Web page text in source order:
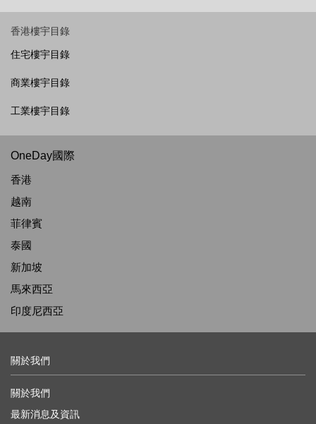
香港樓宇目錄
住宅樓宇目錄
商業樓宇目錄
工業樓宇目錄
OneDay國際
香港
越南
菲律賓
泰國
新加坡
馬來西亞
印度尼西亞
關於我們
關於我們
最新消息及資訊